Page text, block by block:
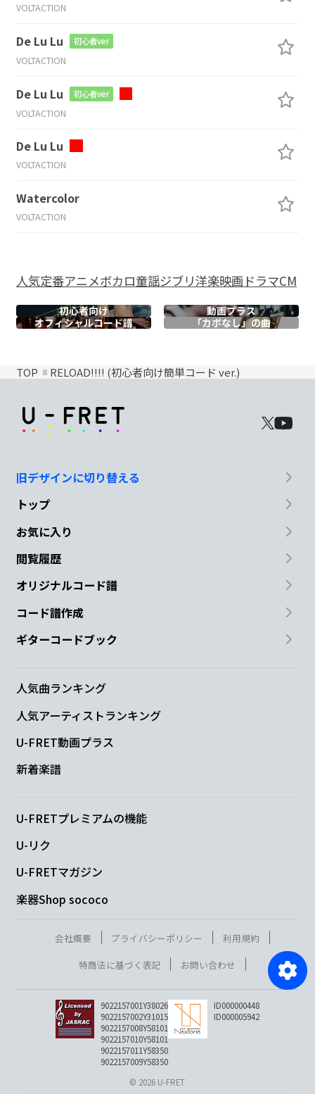
VOLTACTION
De Lu Lu 初心者ver
VOLTACTION
De Lu Lu 初心者ver
VOLTACTION
De Lu Lu
VOLTACTION
Watercolor
VOLTACTION
人気定番アニメボカロ童謡ジブリ洋楽映画ドラマCM
初心者向け
動画プラス
オフィシャルコード譜 「カポなし」の曲
TOP RELOAD!!!! (初心者向け簡単コード ver.)
旧デザインに切り替える
トップ
お気に入り
閲覧履歴
オリジナルコード譜
コード譜作成
ギターコードブック
人気曲ランキング
人気アーティストランキング
U-FRET動画プラス
新着楽譜
U-FRETプレミアムの機能
U-リク
U-FRETマガジン
楽器Shop sococo
会社概要 プライバシーポリシー
利用規約
特商法に基づく表記
お問い合わせ
9022157001Y38026
9022157002Y31015
9022157008Y58101
9022157010Y58101
9022157011Y58350
9022157009Y58350
ID000000448
ID000005942
© 2026 U-FRET